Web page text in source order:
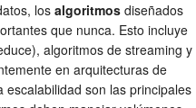
los algoritmos diseñados
que nunca. Esto incluye
algoritmos de streaming y
en arquitecturas de
escalabilidad son las principales